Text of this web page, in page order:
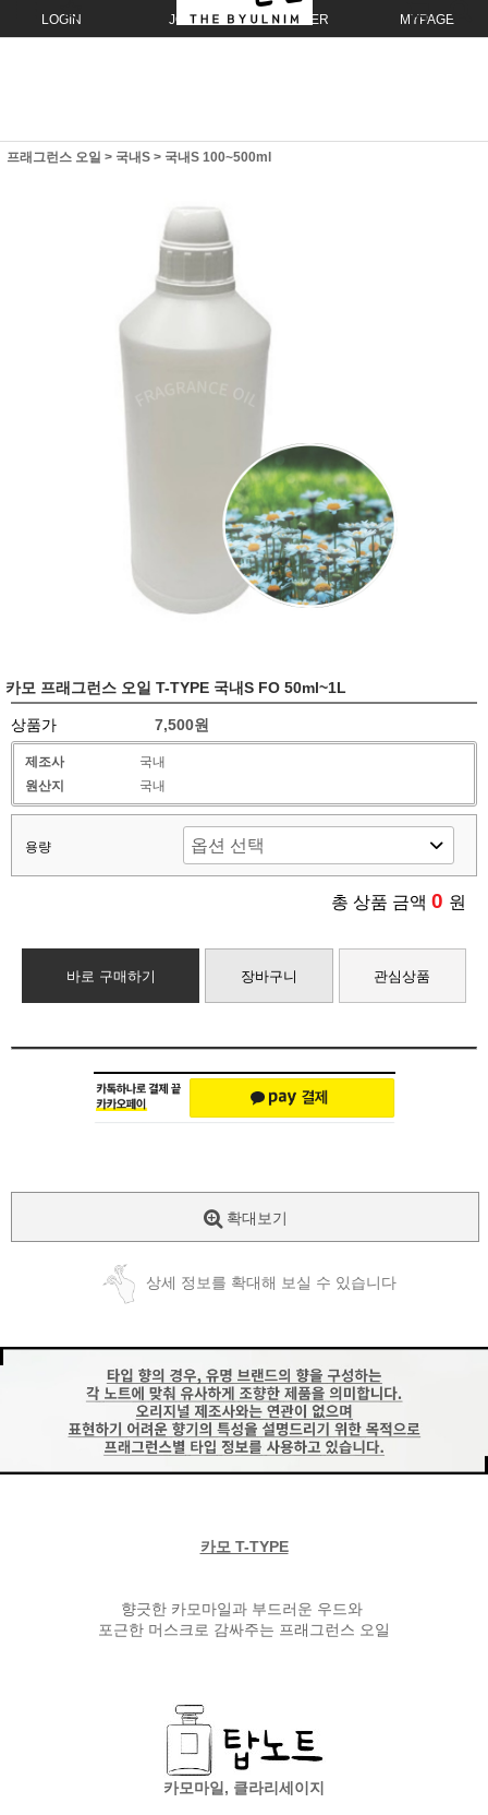
LOGIN JOIN ORDER MYPAGE
프래그런스 오일 > 국내S > 국내S 100~500ml
카모 프래그런스 오일 T-TYPE 국내S FO 50ml~1L
상품가 7,500원
제조사
국내
원산지
국내
용량
총 상품 금액 0 원
바로 구매하기 장바구니 관심상품
확대보기
상세 정보를 확대해 보실 수 있습니다
카모 T-TYPE
향긋한 카모마일과 부드러운 우드와
포근한 머스크로 감싸주는 프래그런스 오일
카모마일, 클라리세이지